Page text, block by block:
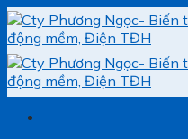
Skip
to
content